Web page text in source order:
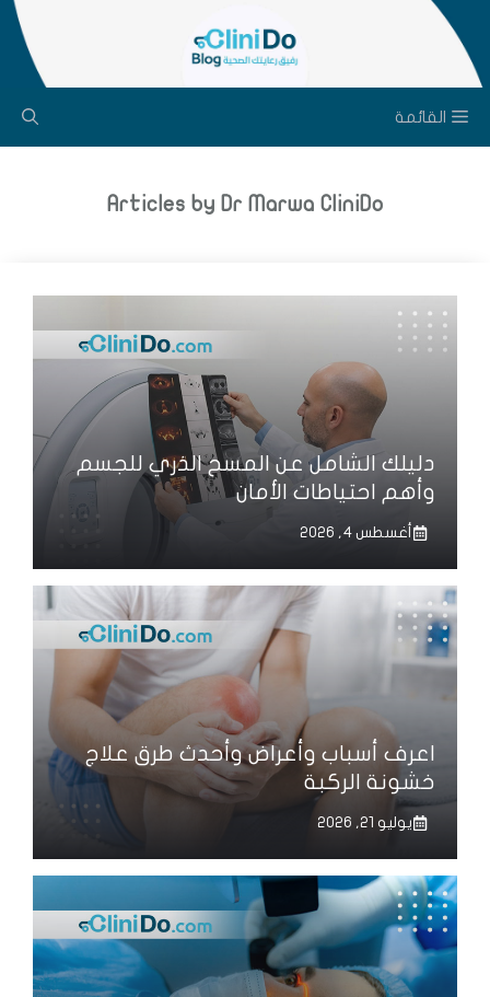
إلى
المحتوى
القائمة
Articles by Dr Marwa CliniDo
دليلك الشامل عن المسح الذري للجسم
وأهم احتياطات الأمان
أغسطس 4, 2026
اعرف أسباب وأعراض وأحدث طرق علاج
خشونة الركبة
يوليو 21, 2026